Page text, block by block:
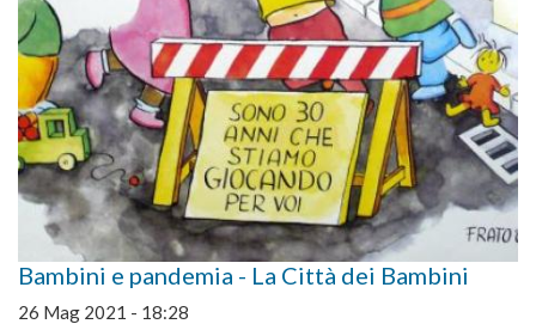
Bambini e pandemia - La Città dei Bambini
26 Mag 2021 - 18:28